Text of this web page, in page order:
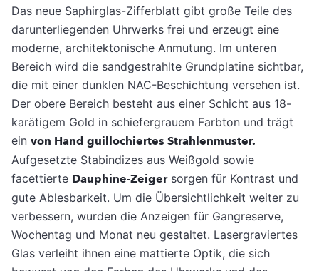
Das neue Saphirglas-Zifferblatt gibt große Teile des
darunterliegenden Uhrwerks frei und erzeugt eine
moderne, architektonische Anmutung. Im unteren
Bereich wird die sandgestrahlte Grundplatine sichtbar,
die mit einer dunklen NAC-Beschichtung versehen ist.
Der obere Bereich besteht aus einer Schicht aus 18-
karätigem Gold in schiefergrauem Farbton und trägt
ein von Hand guillochiertes Strahlenmuster.
Aufgesetzte Stabindizes aus Weißgold sowie
facettierte Dauphine-Zeigersorgen für Kontrast und
gute Ablesbarkeit. Um die Übersichtlichkeit weiter zu
verbessern, wurden die Anzeigen für Gangreserve,
Wochentag und Monat neu gestaltet. Lasergraviertes
Glas verleiht ihnen eine mattierte Optik, die sich